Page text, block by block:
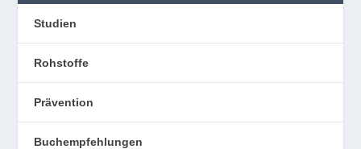
Studien
Rohstoffe
Prävention
Buchempfehlungen